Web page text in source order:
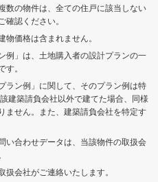
数の物件は、全ての住戸に該当しない
認ください。
物価格は含まれません。
例」は、土地購入者の設計プランの一
。
ラン例」に関して、そのプラン例は特
建築請負会社以外で建てた場合、同様
ません。また、建築請負会社を特定す
い合わせデータは、当該物件の取扱会
会社がご連絡いたします。